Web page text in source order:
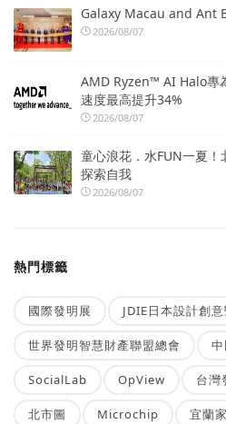
Galaxy Macau and Ant
2026/08/07
AMD Ryzen™ AI Halo專
速度最高提升34%
2026/08/07
童心浪花．水FUN一夏
探索自我
2026/08/07
熱門標籤
國際發明展 JDIE日本設計創
世界發明智慧財產聯盟總會
SocialLab OpView 台灣
北市圖 Microchip 宜蘭